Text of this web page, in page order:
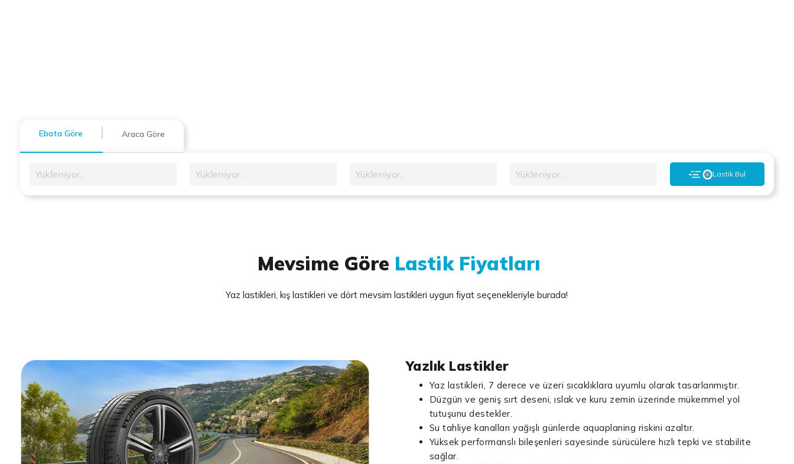
Ebata Göre Araca Göre
Yükleniyor... Yükleniyor... Yükleniyor... Yükleniyor... Lastik Bul
Mevsime Göre Lastik Fiyatları
Yaz lastikleri, kış lastikleri ve dört mevsim lastikleri uygun fiyat seçenekleriyle burada!
Yazlık Lastikler
Yaz lastikleri, 7 derece ve üzeri sıcaklıklara uyumlu olarak tasarlanmıştır.
Düzgün ve geniş sırt deseni, ıslak ve kuru zemin üzerinde mükemmel yol
tutuşunu destekler.
Su tahliye kanalları yağışlı günlerde aquaplaning riskini azaltır.
Yüksek performanslı bileşenleri sayesinde sürücülere hızlı tepki ve stabilite
sağlar.